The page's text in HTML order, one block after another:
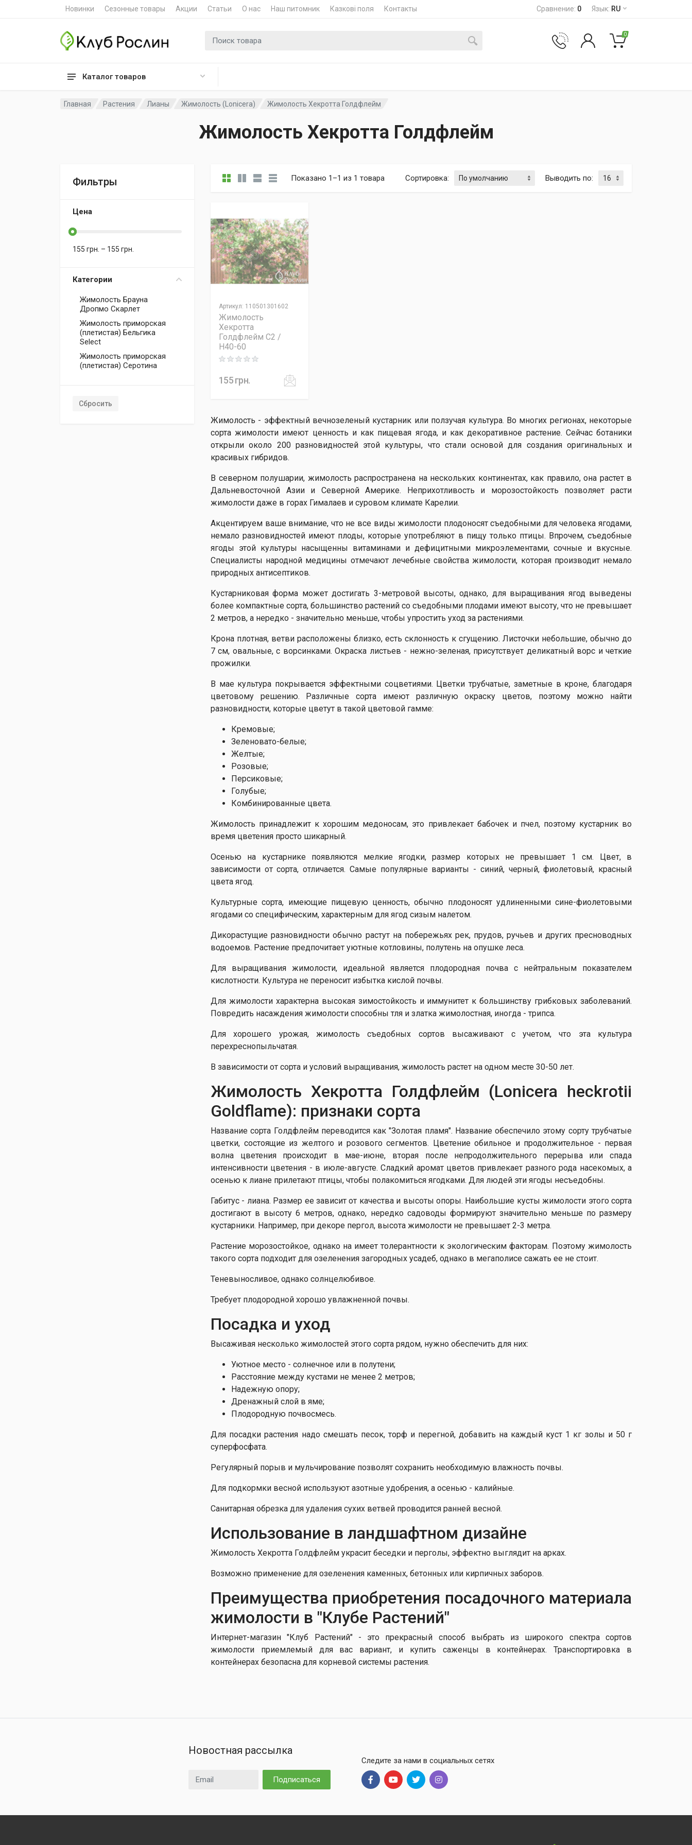
Новинки Сезонные товары Акции Статьи О нас Наш питомник Казкові поля Контакты Сравнение: 0 Язык: RU
Каталог товаров
Поиск для 0
Главная Растения Лианы Жимолость (Lonicera) Жимолость Хекротта Голдфлейм
Жимолость Хекротта Голдфлейм
Фильтры
Цена
155 грн. – 155 грн.
Категории
Жимолость Брауна
Дропмо Скарлет
Жимолость приморская
(плетистая) Бельгика
Select
Жимолость приморская
(плетистая) Серотина
Сбросить
Показано 1–1 из 1 товара Сортировка: Выводить по:
Артикул: 110501301602
Жимолость
Хекротта
Голдфлейм C2 /
H40-60
Rating: 0 out of 5
155грн.
Жимолость - эффектный вечнозеленый кустарник или ползучая культура. Во многих регионах, некоторые
сорта жимолости имеют ценность и как пищевая ягода, и как декоративное растение. Сейчас ботаники
открыли около 200 разновидностей этой культуры, что стали основой для создания оригинальных и
красивых гибридов.
В северном полушарии, жимолость распространена на нескольких континентах, как правило, она растет в
Дальневосточной Азии и Северной Америке. Неприхотливость и морозостойкость позволяет расти
жимолости даже в горах Гималаев и суровом климате Карелии.
Акцентируем ваше внимание, что не все виды жимолости плодоносят съедобными для человека ягодами,
немало разновидностей имеют плоды, которые употребляют в пищу только птицы. Впрочем, съедобные
ягоды этой культуры насыщенны витаминами и дефицитными микроэлементами, сочные и вкусные.
Специалисты народной медицины отмечают лечебные свойства жимолости, которая производит немало
природных антисептиков.
Кустарниковая форма может достигать 3-метровой высоты, однако, для выращивания ягод выведены
более компактные сорта, большинство растений со съедобными плодами имеют высоту, что не превышает
2 метров, а нередко - значительно меньше, чтобы упростить уход за растениями.
Крона плотная, ветви расположены близко, есть склонность к сгущению. Листочки небольшие, обычно до
7 см, овальные, с ворсинками. Окраска листьев - нежно-зеленая, присутствует деликатный ворс и четкие
прожилки.
В мае культура покрывается эффектными соцветиями. Цветки трубчатые, заметные в кроне, благодаря
цветовому решению. Различные сорта имеют различную окраску цветов, поэтому можно найти
разновидности, которые цветут в такой цветовой гамме:
Кремовые;
Зеленовато-белые;
Желтые;
Розовые;
Персиковые;
Голубые;
Комбинированные цвета.
Жимолость принадлежит к хорошим медоносам, это привлекает бабочек и пчел, поэтому кустарник во
время цветения просто шикарный.
Осенью на кустарнике появляются мелкие ягодки, размер которых не превышает 1 см. Цвет, в
зависимости от сорта, отличается. Самые популярные варианты - синий, черный, фиолетовый, красный
цвета ягод.
Культурные сорта, имеющие пищевую ценность, обычно плодоносят удлиненными сине-фиолетовыми
ягодами со специфическим, характерным для ягод сизым налетом.
Дикорастущие разновидности обычно растут на побережьях рек, прудов, ручьев и других пресноводных
водоемов. Растение предпочитает уютные котловины, полутень на опушке леса.
Для выращивания жимолости, идеальной является плодородная почва с нейтральным показателем
кислотности. Культура не переносит избытка кислой почвы.
Для жимолости характерна высокая зимостойкость и иммунитет к большинству грибковых заболеваний.
Повредить насаждения жимолости способны тля и златка жимолостная, иногда - трипса.
Для хорошего урожая, жимолость съедобных сортов высаживают с учетом, что эта культура
перехреснопыльчатая.
В зависимости от сорта и условий выращивания, жимолость растет на одном месте 30-50 лет.
Жимолость Хекротта Голдфлейм (Lonicera heckrotii
Goldflame): признаки сорта
Название сорта Голдфлейм переводится как "Золотая пламя". Название обеспечило этому сорту трубчатые
цветки, состоящие из желтого и розового сегментов. Цветение обильное и продолжительное - первая
волна цветения происходит в мае-июне, вторая после непродолжительного перерыва или спада
интенсивности цветения - в июле-августе. Сладкий аромат цветов привлекает разного рода насекомых, а
осенью к лиане прилетают птицы, чтобы полакомиться ягодками. Для людей эти ягоды несъедобны.
Габитус - лиана. Размер ее зависит от качества и высоты опоры. Наибольшие кусты жимолости этого сорта
достигают в высоту 6 метров, однако, нередко садоводы формируют значительно меньше по размеру
кустарники. Например, при декоре пергол, высота жимолости не превышает 2-3 метра.
Растение морозостойкое, однако на имеет толерантности к экологическим факторам. Поэтому жимолость
такого сорта подходит для озеленения загородных усадеб, однако в мегаполисе сажать ее не стоит.
Теневыносливое, однако солнцелюбивое.
Требует плодородной хорошо увлажненной почвы.
Посадка и уход
Высаживая несколько жимолостей этого сорта рядом, нужно обеспечить для них:
Уютное место - солнечное или в полутени;
Расстояние между кустами не менее 2 метров;
Надежную опору;
Дренажный слой в яме;
Плодородную почвосмесь.
Для посадки растения надо смешать песок, торф и перегной, добавить на каждый куст 1 кг золы и 50 г
суперфосфата.
Регулярный порыв и мульчирование позволят сохранить необходимую влажность почвы.
Для подкормки весной используют азотные удобрения, а осенью - калийные.
Санитарная обрезка для удаления сухих ветвей проводится ранней весной.
Использование в ландшафтном дизайне
Жимолость Хекротта Голдфлейм украсит беседки и перголы, эффектно выглядит на арках.
Возможно применение для озеленения каменных, бетонных или кирпичных заборов.
Преимущества приобретения посадочного материала
жимолости в "Клубе Растений"
Интернет-магазин "Клуб Растений" - это прекрасный способ выбрать из широкого спектра сортов
жимолости приемлемый для вас вариант, и купить саженцы в контейнерах. Транспортировка в
контейнерах безопасна для корневой системы растения.
Новостная рассылка
Email адрес Подписаться
Следите за нами в социальных сетях